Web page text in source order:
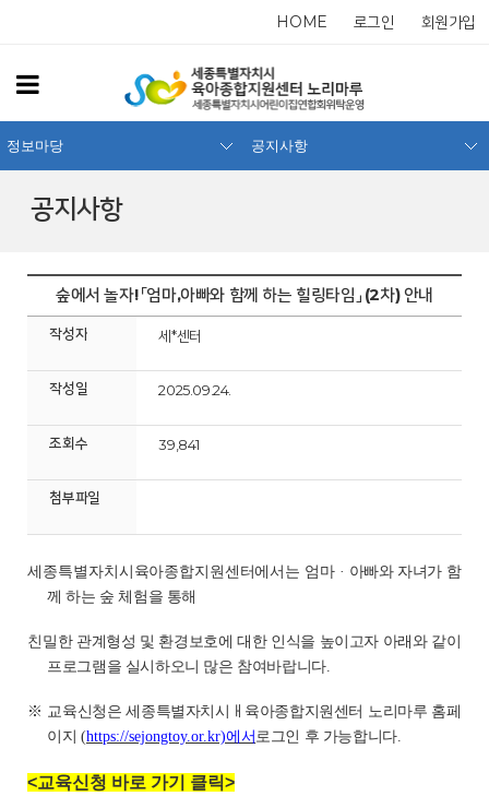
HOME 로그인 회원가입
공지사항
정보마당 공지사항
숲에서 놀자! 「엄마,아빠와 함께 하는 힐링타임」 (2차) 안내
작성자 세*센터
작성일 2025.09.24.
조회수 39,841
첨부파일
세종특별자치시육아종합지원센터에서는 엄마 · 아빠와 자녀가 함
께 하는 숲 체험을 통해
친밀한 관계형성 및 환경보호에 대한 인식을 높이고자 아래와 같이
프로그램을 실시하오니 많은 참여바랍니다.
※ 교육신청은 세종특별자치시ㅐ육아종합지원센터 노리마루 홈페
이지 (https://sejongtoy.or.kr)에서 로그인 후 가능합니다.
<교육신청 바로 가기 클릭>